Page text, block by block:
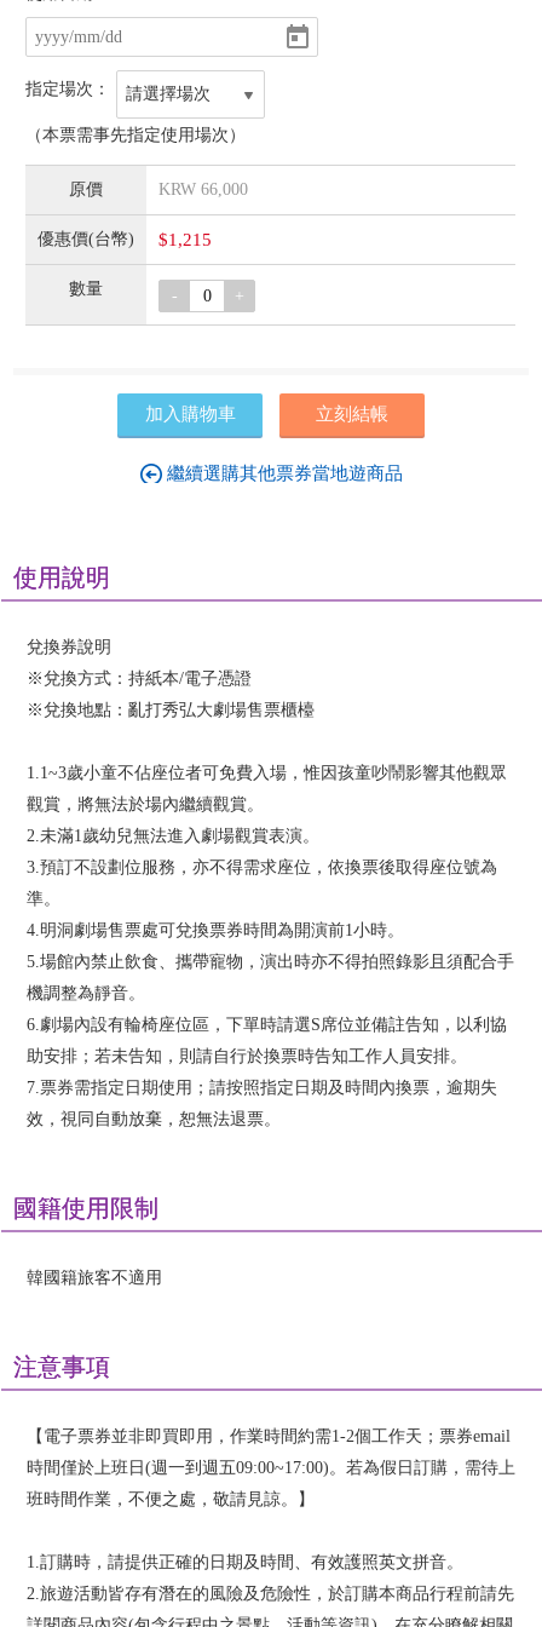
指定場次： 請選擇場次
（本票需事先指定使用場次）
KRW 66,000
$1,215
- +
加入購物車 立刻結帳
繼續選購其他票券當地遊商品
使用說明
兌換券說明
※兌換方式：持紙本/電子憑證
※兌換地點：亂打秀弘大劇場售票櫃檯
1.1~3歲小童不佔座位者可免費入場，惟因孩童吵鬧影響其他觀眾
觀賞，將無法於場內繼續觀賞。
2.未滿1歲幼兒無法進入劇場觀賞表演。
3.預訂不設劃位服務，亦不得需求座位，依換票後取得座位號為
準。
4.明洞劇場售票處可兌換票券時間為開演前1小時。
5.場館內禁止飲食、攜帶寵物，演出時亦不得拍照錄影且須配合手
機調整為靜音。
6.劇場內設有輪椅座位區，下單時請選S席位並備註告知，以利協
助安排；若未告知，則請自行於換票時告知工作人員安排。
7.票券需指定日期使用；請按照指定日期及時間內換票，逾期失
效，視同自動放棄，恕無法退票。
國籍使用限制
韓國籍旅客不適用
注意事項
【電子票券並非即買即用，作業時間約需1-2個工作天；票券email
時間僅於上班日(週一到週五09:00~17:00)。若為假日訂購，需待上
班時間作業，不便之處，敬請見諒。】
1.訂購時，請提供正確的日期及時間、有效護照英文拼音。
2.旅遊活動皆存有潛在的風險及危險性，於訂購本商品行程前請先